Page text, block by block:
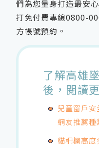
們為您量身打造最安
打免付費專線0800-
方帳號預約。
了解高雄
後，閱讀
兒童窗戶
網友推薦種
貓柵欄高度